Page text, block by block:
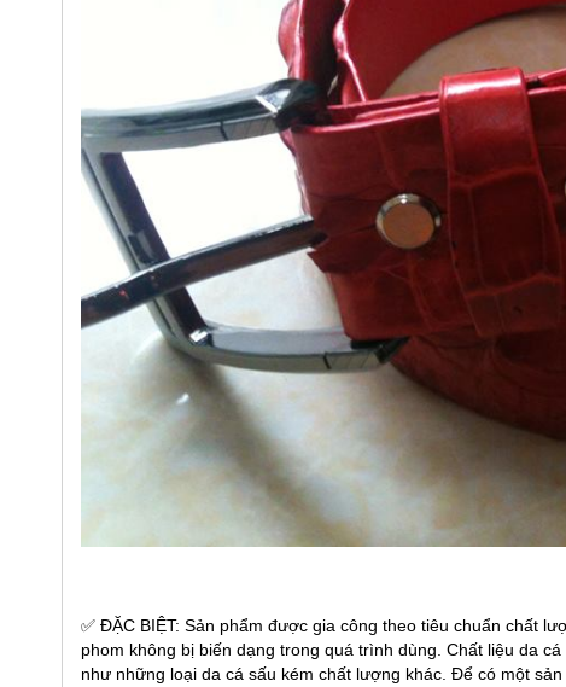
✅ ĐẶC BIỆT: Sản phẩm được gia công theo tiêu chuẩn chất
phom không bị biến dạng trong quá trình dùng. Chất liệu da
như những loại da cá sấu kém chất lượng khác. Để có một